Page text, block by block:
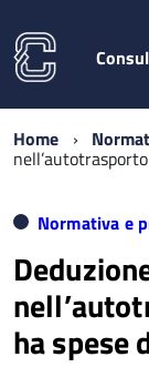
Home
Normativa e
ha spese